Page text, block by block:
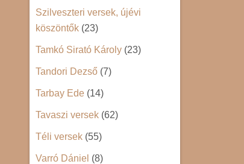
Szilveszteri versek, újévi
köszöntők (23)
Tamkó Sirató Károly (23)
Tandori Dezső (7)
Tarbay Ede (14)
Tavaszi versek (62)
Téli versek (55)
Varró Dániel (8)